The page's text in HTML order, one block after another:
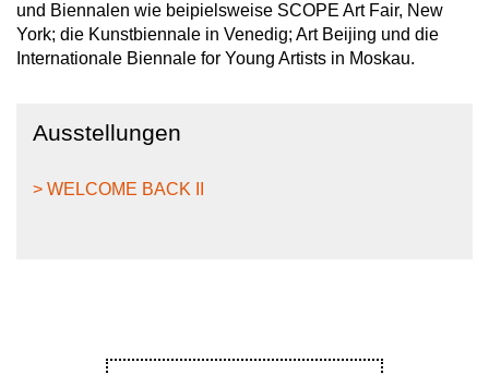
und Biennalen wie beipielsweise SCOPE Art Fair, New
York; die Kunstbiennale in Venedig; Art Beijing und die
Internationale Biennale for Young Artists in Moskau.
Ausstellungen
> WELCOME BACK II